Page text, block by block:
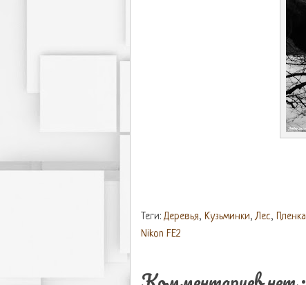
Теги: Деревья, Кузьминки,Лес, Пленка
Nikon FE2